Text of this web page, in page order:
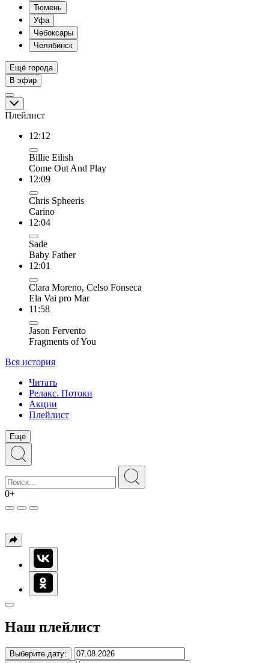
Тюмень
Уфа
Чебоксары
Челябинск
Ещё города
В эфир
Плейлист
12:12
Billie Eilish
Come Out And Play
12:09
Chris Spheeris
Carino
12:04
Sade
Baby Father
12:01
Clara Moreno, Celso Fonseca
Ela Vai pro Mar
11:58
Jason Fervento
Fragments of You
Вся история
Читать
Релакс. Потоки
Акции
Плейлист
Еще
0+
Наш плейлист
Выберите дату: